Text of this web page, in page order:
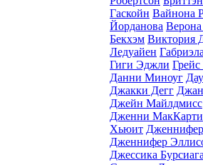
Гаскойн Вайнона
Йорданова
Бекхэм Виктория
Ледуайен
Гиги Эджли
Данни Миноуг
Джакки Дегг
Джейн Майлдмисс
Дженни МакКарти
Хьюит
Дженнифер
Джессика Бурсиага